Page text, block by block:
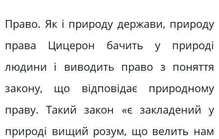
Право. Як і природу держави, природу
права Цицерон бачить у природі
людини і виводить право з поняття
закону, що відповідає природному
праву. Такий закон «є закладений у
природі вищий розум, що велить нам